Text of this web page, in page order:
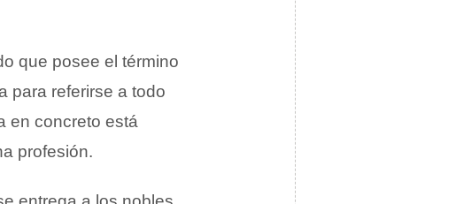
que posee el término
para referirse a todo
en concreto está
profesión.